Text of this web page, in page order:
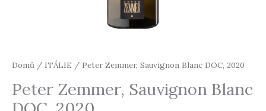
Domů / ITÁLIE / Peter Zemmer, Sauvignon Blanc DOC, 2020
Peter Zemmer, Sauvignon Blanc